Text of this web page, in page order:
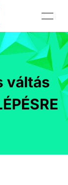
váltás